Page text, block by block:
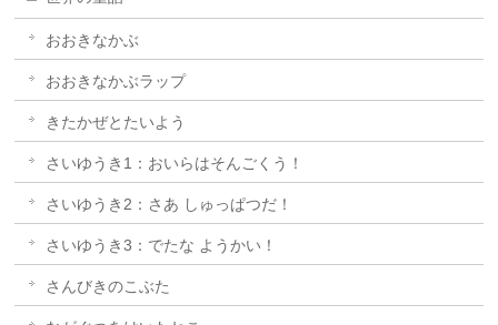
おおきなかぶ
おおきなかぶラップ
きたかぜとたいよう
さいゆうき1：おいらはそんごくう！
さいゆうき2：さあ しゅっぱつだ！
さいゆうき3：でたな ようかい！
さんびきのこぶた